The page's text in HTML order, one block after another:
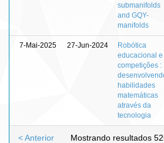
submanifolds
and GQY-
manifolds
7-Mai-2025 27-Jun-2024
Robótica
educacional e
competições :
habilidades
matemáticas
através da
tecnologia
Mostrando resultados
< Anterior